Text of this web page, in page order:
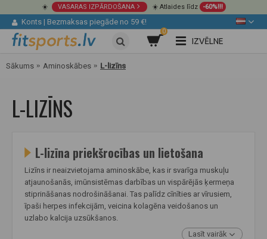
☀️ VASARAS IZPĀRDOŠANA ☀️ Atlaides līdz -60%!!!
Konts | Bezmaksas piegāde no 59 €!
0
IZVĒLNE
Sākums Aminoskābes L-lizīns
L-LIZĪNS
L-lizīna priekšrocības un lietošana
Lizīns ir neaizvietojama aminoskābe, kas ir svarīga muskuļu
atjaunošanās, imūnsistēmas darbības un vispārējās ķermeņa
stiprināšanas nodrošināšanai. Tas palīdz cīnīties ar vīrusiem,
īpaši herpes infekcijām, veicina kolagēna veidošanos un
uzlabo kalcija uzsūkšanos.
Lasīt vairāk